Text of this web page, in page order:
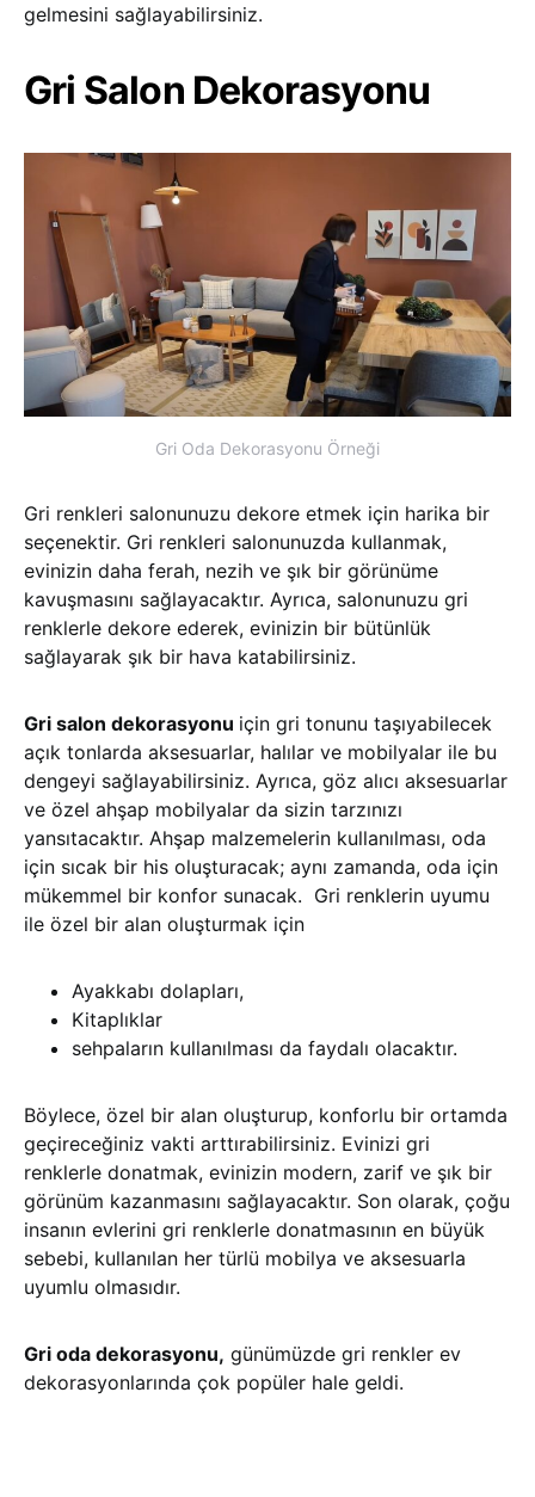
gelmesini sağlayabilirsiniz.
Gri Salon Dekorasyonu
Gri Oda Dekorasyonu Örneği
Gri renkleri salonunuzu dekore etmek için harika bir
seçenektir. Gri renkleri salonunuzda kullanmak,
evinizin daha ferah, nezih ve şık bir görünüme
kavuşmasını sağlayacaktır. Ayrıca, salonunuzu gri
renklerle dekore ederek, evinizin bir bütünlük
sağlayarak şık bir hava katabilirsiniz.
Gri salon dekorasyonu için gri tonunu taşıyabilecek
açık tonlarda aksesuarlar, halılar ve mobilyalar ile bu
dengeyi sağlayabilirsiniz. Ayrıca, göz alıcı aksesuarlar
ve özel ahşap mobilyalar da sizin tarzınızı
yansıtacaktır. Ahşap malzemelerin kullanılması, oda
için sıcak bir his oluşturacak; aynı zamanda, oda için
mükemmel bir konfor sunacak. Gri renklerin uyumu
ile özel bir alan oluşturmak için
Ayakkabı dolapları,
Kitaplıklar
sehpaların kullanılması da faydalı olacaktır.
Böylece, özel bir alan oluşturup, konforlu bir ortamda
geçireceğiniz vakti arttırabilirsiniz. Evinizi gri
renklerle donatmak, evinizin modern, zarif ve şık bir
görünüm kazanmasını sağlayacaktır. Son olarak, çoğu
insanın evlerini gri renklerle donatmasının en büyük
sebebi, kullanılan her türlü mobilya ve aksesuarla
uyumlu olmasıdır.
Gri oda dekorasyonu, günümüzde gri renkler ev
dekorasyonlarında çok popüler hale geldi.